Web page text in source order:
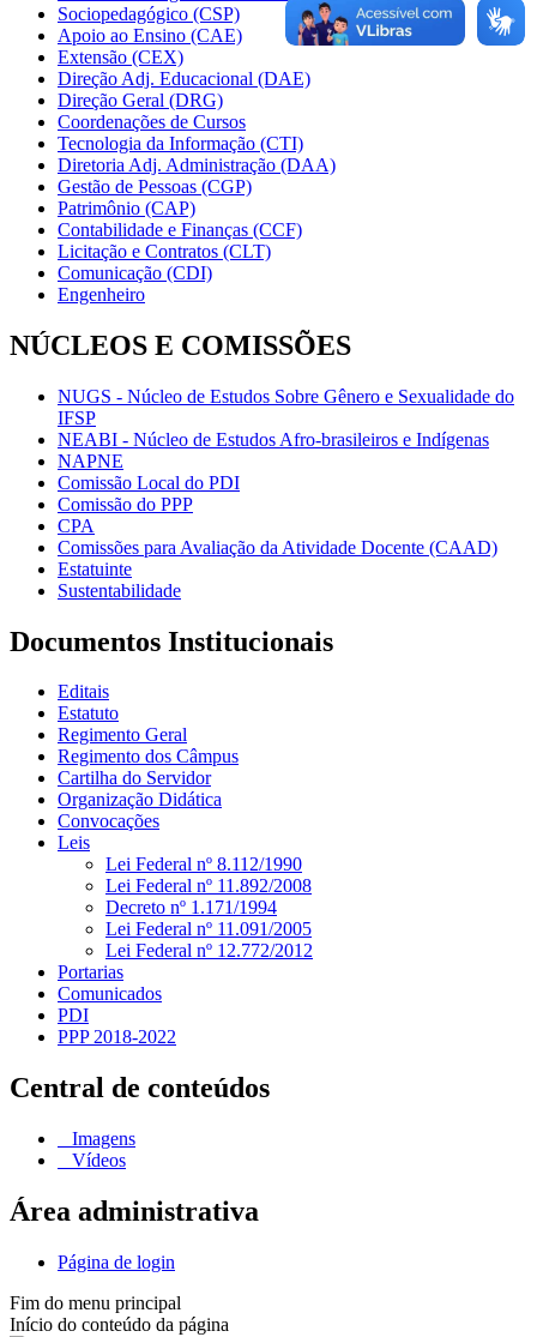
Sociopedagógico (CSP)
Apoio ao Ensino (CAE)
Extensão (CEX)
Direção Adj. Educacional (DAE)
Direção Geral (DRG)
Coordenações de Cursos
Tecnologia da Informação (CTI)
Diretoria Adj. Administração (DAA)
Gestão de Pessoas (CGP)
Patrimônio (CAP)
Contabilidade e Finanças (CCF)
Licitação e Contratos (CLT)
Comunicação (CDI)
Engenheiro
NÚCLEOS E COMISSÕES
NUGS - Núcleo de Estudos Sobre Gênero e Sexualidade do
IFSP
NEABI - Núcleo de Estudos Afro-brasileiros e Indígenas
NAPNE
Comissão Local do PDI
Comissão do PPP
CPA
Comissões para Avaliação da Atividade Docente (CAAD)
Estatuinte
Sustentabilidade
Documentos Institucionais
Editais
Estatuto
Regimento Geral
Regimento dos Câmpus
Cartilha do Servidor
Organização Didática
Convocações
Leis
Lei Federal nº 8.112/1990
Lei Federal nº 11.892/2008
Decreto nº 1.171/1994
Lei Federal nº 11.091/2005
Lei Federal nº 12.772/2012
Portarias
Comunicados
PDI
PPP 2018-2022
Central de conteúdos
Imagens
Vídeos
Área administrativa
Página de login
Fim do menu principal
Início do conteúdo da página